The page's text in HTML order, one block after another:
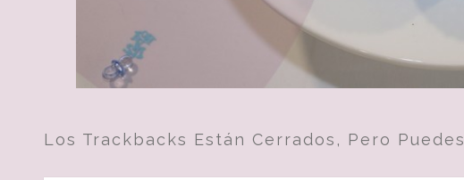
Los Trackbacks Están Cerrados, Pero Puedes